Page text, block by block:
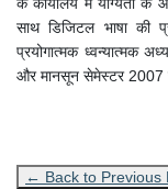
के कार्यालय में योग्यता के
साथ डिजिटल भाषा की
प्रयोगात्मक ध्वन्यात्मक
और मानसून सेमेस्टर 2007
← Back to Previous